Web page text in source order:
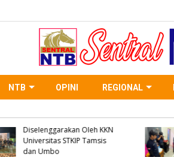
NTB OPINI REGIONAL
WNA Asal Negara Arab
Desa Oi Saro, Unit Inafis
Satreskrim Polres Bima
Kabupaten Olah TKP, Pihak
Keluarga Menolak Diautopsi